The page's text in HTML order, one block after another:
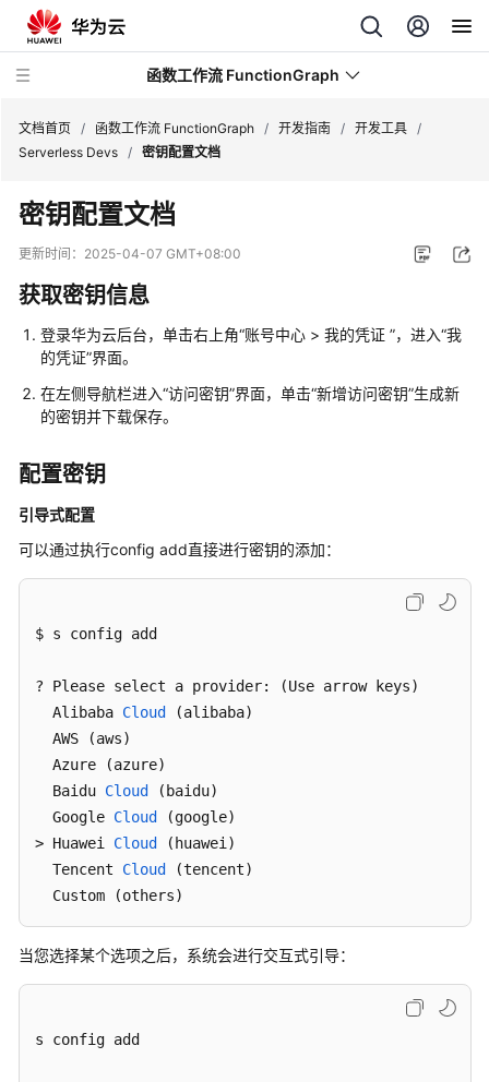
函数工作流 FunctionGraph
最
新
动
品
介
绍
费
说
明
快
门
用
户
开
发
文档首页 / 函数工作流 FunctionGraph / 开发指南 / 开发工具 /
Serverless Devs / 密钥配置文档
密钥配置文档
更新时间： 2025-04-07 GMT+08:00
获取密钥信息
登录华为云后台，单击右上角“账号中心 > 我的凭证 ”，进入“我
的凭证”界面。
在左侧导航栏进入“访问密钥”界面，单击“新增访问密钥”生成新
的密钥并下载保存。
配置密钥
引导式配置
可以通过执行config add直接进行密钥的添加：
$ s config add
? Please select a provider: (Use arrow keys)
  Alibaba
Cloud
(alibaba)
  AWS (aws)
  Azure (azure)
  Baidu
Cloud
(baidu)
  Google
Cloud
(google)
> Huawei Cloud
(huawei)
  Tencent
Cloud
(tencent)
  Custom (others)
当您选择某个选项之后，系统会进行交互式引导：
s config add